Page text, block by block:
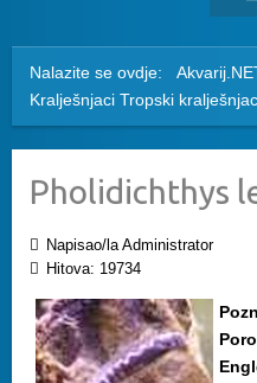
Nalazite se ovdje:
Kralješnjaci Tropski
Pholidichthys
Napisao/la Administrator
Hitova: 19734